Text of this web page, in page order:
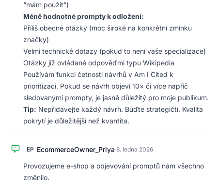
“mám použít”)
Méně hodnotné prompty k odložení:
Příliš obecné otázky (moc široké na konkrétní zmínku
značky)
Velmi technické dotazy (pokud to není vaše specializace)
Otázky již ovládané odpověďmi typu Wikipedia
Používám funkci četnosti návrhů v Am I Cited k
prioritizaci. Pokud se návrh objeví 10× či více napříč
sledovanými prompty, je jasně důležitý pro moje publikum.
Tip: Nepřidávejte každý návrh. Buďte strategičtí. Kvalita
pokrytí je důležitější než kvantita.
EP EcommerceOwner_Priya·8. ledna 2026
Provozujeme e-shop a objevování promptů nám všechno
změnilo.